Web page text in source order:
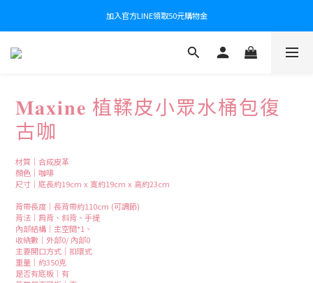
加入官方LINE領取50元購物金
𝐌𝐚𝐱𝐢𝐧𝐞 植鞣皮小眾水桶包復
古咖
材質｜合成皮革
顏色｜咖啡
尺寸｜底長約19cm x 寬約19cm x 高約23cm
背帶長度｜長背帶約110cm (可調節)
背法｜肩背、斜背、手提
內部結構｜主空間*1、
收納數｜外部0/ 內部0
主要開口方式｜扣環式
重量｜約350克
是否有底板｜有